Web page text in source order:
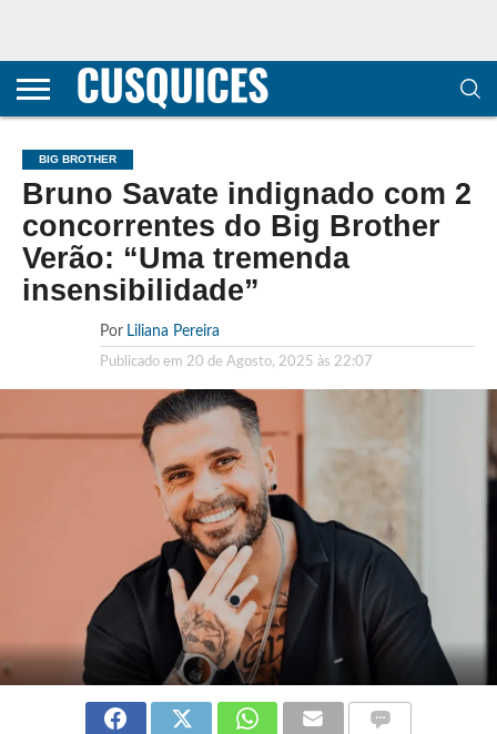
CONTACTOS
HOME
POLÍTICA DE
E COOKIES
SOBRE
TERMOS E
TRANSPARÊNCIA
METODOLOGIA
BIG BROTHER
Bruno Savate indignado com 2
concorrentes do Big Brother
Verão: “Uma tremenda
insensibilidade”
Por Liliana Pereira
Publicado em 20 de Agosto, 2025 às 22:07